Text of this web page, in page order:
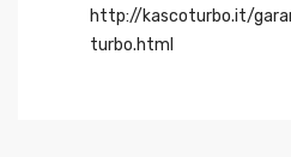
http://kascoturbo.it/
turbo.html